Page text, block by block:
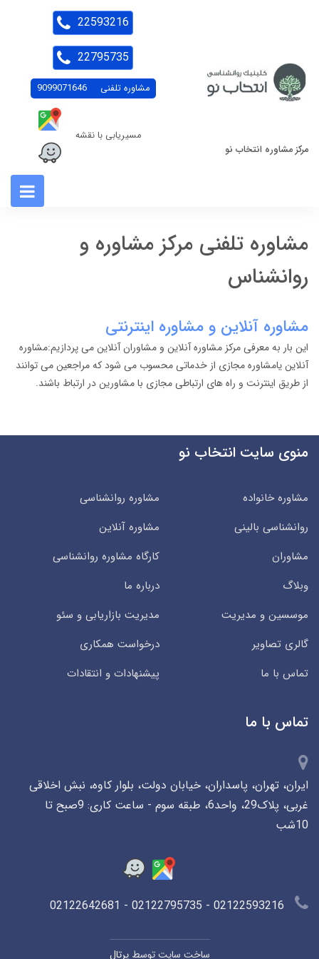
مرکز مشاوره انتخاب نو
مشاوره تلفنی 9099071646
مسیریابی با نقشه
22593216
22795735
مشاوره تلفنی مرکز مشاوره و
روانشناس
مشاوره آنلاین و مشاوره اینترنتی
این بار به معرفی مرکز مشاوره آنلاین و مشاوران آنلاین می پردازیم:مشاوره
آنلاین یامشاوره مجازی از خدماتی محسوب می شود که مراجعین می توانند
از طریق اینترنت و راه های ارتباطی مجازی با مشاورین در ارتباط باشند.
منوی سایت انتخاب نو
مشاوره خانواده
مشاوره روانشناسی
روانشناسی بالینی
مشاوره آنلاین
مشاوران
کارگاه مشاوره روانشناسی
وبلاگ
درباره ما
موسسین و مدیریت
مدیریت بازاریابی و سئو
گالری تصاویر
درخواست همکاری
تماس با ما
پیشنهادات و انتقادات
تماس با ما
ایران، تهران، پاسداران، خیابان دولت، بلوار کاوه، نبش اخلاقی
غربی، پلاک29، واحد6، طبقه سوم - ساعت کاری: 9صبح تا
10شب
ساخت سایت توسطپرتال